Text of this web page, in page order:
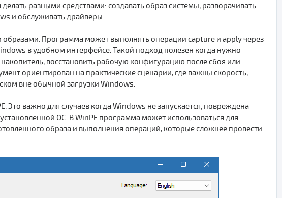
разными средствами: создавать образ системы, разворачивать
и обслуживать драйверы.
Программа может выполнять операции capture и apply через
в удобном интерфейсе. Такой подход полезен когда нужно
восстановить рабочую конфигурацию после сбоя или
ориентирован на практические сценарии, где важны скорость,
вне обычной загрузки Windows.
Это важно для случаев когда Windows не запускается, повреждена
ОС. В WinPE программа может использоваться для
образа и выполнения операций, которые сложнее провести